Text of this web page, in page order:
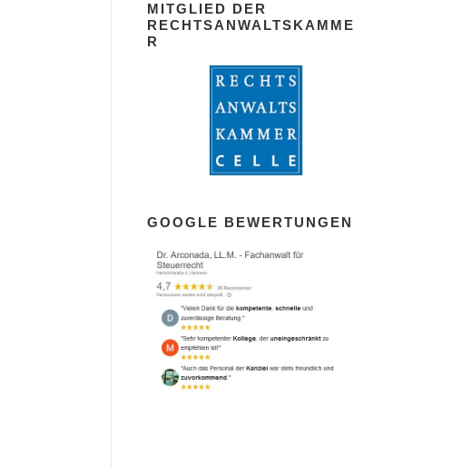
MITGLIED DER
RECHTSANWALTSKAMME
R
GOOGLE BEWERTUNGEN